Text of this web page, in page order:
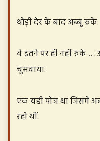
थोड़ी देर के बाद अब्बू रुके.
वे इतने पर ही नहीं रुके …
चुसवाया.
एक यही पोज था जिसमें
रही थीं.